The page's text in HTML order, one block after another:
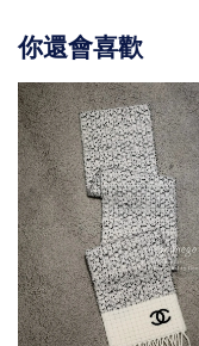
你還會喜歡